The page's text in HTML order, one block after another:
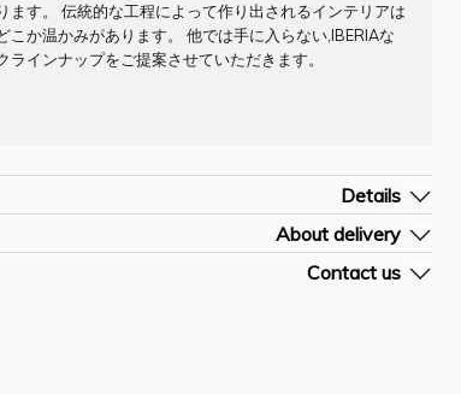
ます。 伝統的な工程によって作り出されるインテリアは
こか温かみがあります。 他では手に入らない,IBERIAな
ラインナップをご提案させていただきます。
Details
About delivery
Contact us